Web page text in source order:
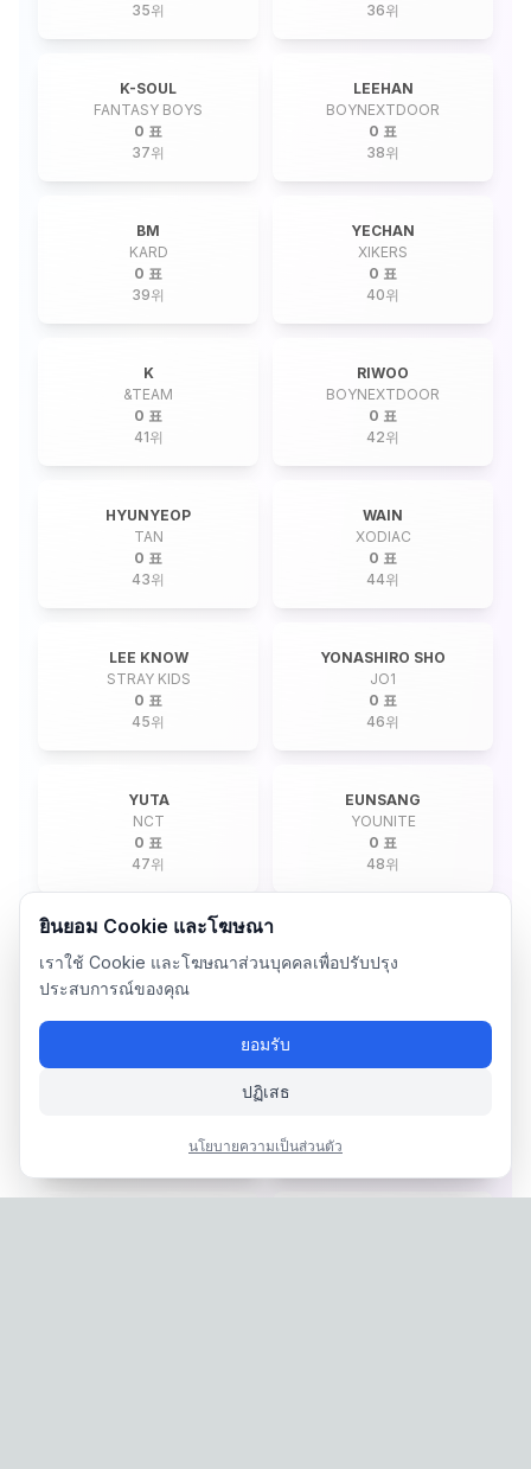
35위
36위
K-SOUL
FANTASY BOYS
0 표
37위
LEEHAN
BOYNEXTDOOR
0 표
38위
BM
KARD
0 표
39위
YECHAN
XIKERS
0 표
40위
K
&TEAM
0 표
41위
RIWOO
BOYNEXTDOOR
0 표
42위
HYUNYEOP
TAN
0 표
43위
WAIN
XODIAC
0 표
44위
LEE KNOW
STRAY KIDS
0 표
45위
YONASHIRO SHO
JO1
0 표
46위
YUTA
NCT
0 표
47위
EUNSANG
YOUNITE
0 표
48위
WHIB
0 표
TRENDZ
ยินยอม Cookie และโฆษณา
เราใช้ Cookie และโฆษณาส่วนบุคคลเพื่อปรับปรุง
ประสบการณ์ของคุณ
ยอมรับ
ปฏิเสธ
นโยบายความเป็นส่วนตัว